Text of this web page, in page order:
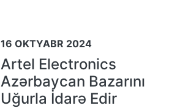
16 OKTYABR 2024
Artel Electronics
Azərbaycan Bazarını
Uğurla İdarə Edir